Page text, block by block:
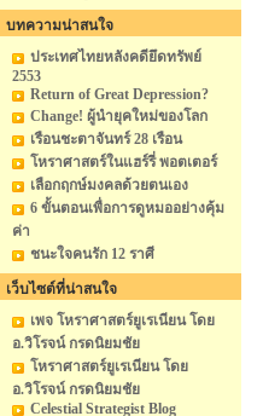
บทความน่าสนใจ
ประเทศไทยหลังคดียึดทรัพย์
2553
Return of Great Depression?
Change! ผู้นำยุคใหม่ของโลก
เรือนชะตาจันทร์ 28 เรือน
โหราศาสตร์ในแฮร์รี่ พอตเตอร์
เลือกฤกษ์มงคลด้วยตนเอง
6 ขั้นตอนเพื่อการดูหมออย่างคุ้ม
ค่า
ชนะใจคนรัก 12 ราศี
เว็บไซต์ที่น่าสนใจ
เพจ โหราศาสตร์ยูเรเนียน โดย
อ.วิโรจน์ กรดนิยมชัย
โหราศาสตร์ยูเรเนียน โดย
อ.วิโรจน์ กรดนิยมชัย
Celestial Strategist Blog